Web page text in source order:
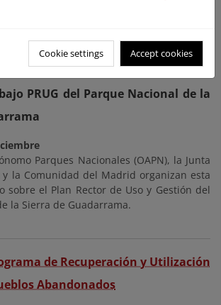
PRUG del Parque Nacional de la
Parques Nacionales (OAPN), la Junta
y la Comunidad del Madrid organizan esta
sobre el Plan Rector de Uso y Gestión del
la Sierra de Guadarrama.
de Recuperación y Utilización
Abandonados
Cookie settings Accept cookies